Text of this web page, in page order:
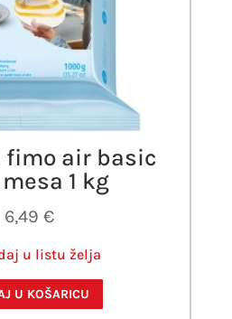
fimo air basic
1 kg
6,49€
u listu želja
U KOŠARICU